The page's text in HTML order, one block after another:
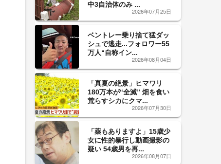
中3自治体のみ ...
2026年07月25日
ベントレー乗り捨て猛ダッ
シュで逃走...フォロワー55
万人“自称イン...
2026年08月04日
「真夏の絶景」ヒマワリ
180万本が“全滅” 畑を食い
荒らすシカにクマ...
2026年07月30日
「薬もありますよ」15歳少
女に性的暴行し動画撮影の
疑い 54歳男を再...
2026年08月07日